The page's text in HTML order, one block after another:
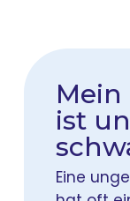
Mein
ist
Eine